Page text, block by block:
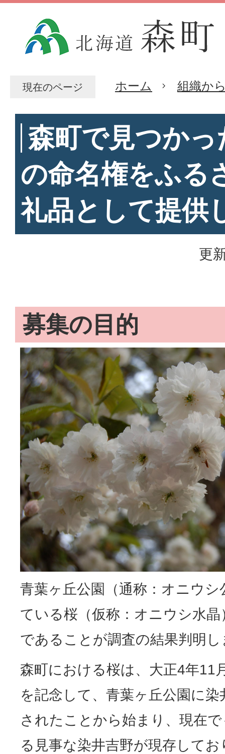
現在のページ ホーム 組織か
森町で見つかっ
の命名権をふる
礼品として提供
更
募集の目的
青葉ヶ丘公園（通称：オニウ
ている桜（仮称：オニウシ水
であることが調査の結果判明
森町における桜は、大正4年11
を記念して、青葉ヶ丘公園に
されたことから始まり、現在
る見事な染井吉野が現存してお